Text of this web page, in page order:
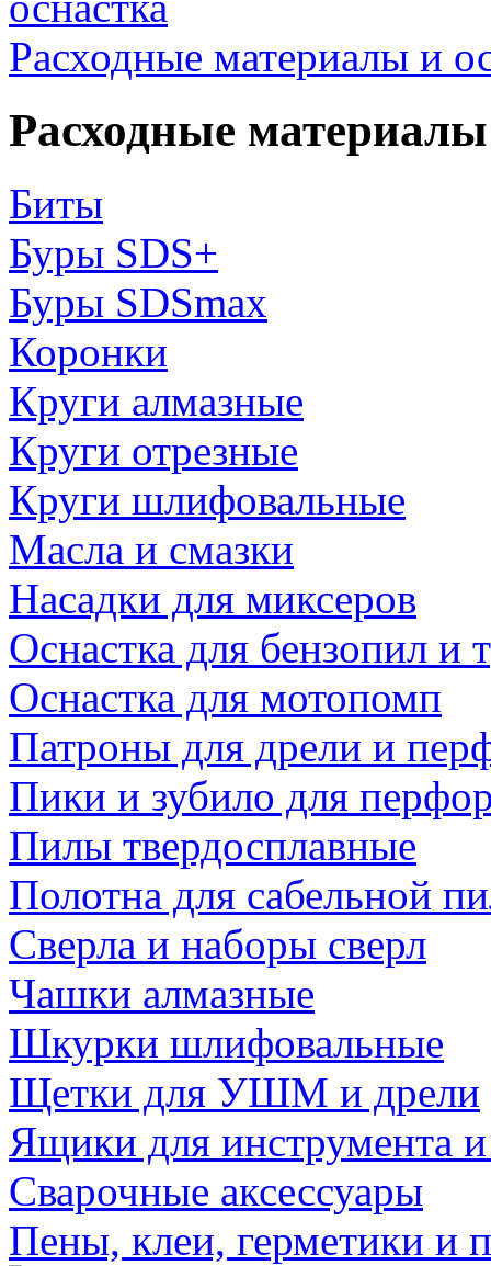
Расходные материалы и
Расходные
Биты
Буры SDS+
Буры SDSmax
Коронки
Круги алмазные
Круги отрезные
Круги шлифовальные
Масла и смазки
Насадки для миксеров
Оснастка для бензопил и
Оснастка для мотопомп
Патроны для дрели и
Пики и зубило для
Пилы твердосплавные
Полотна для сабельной
Сверла и наборы сверл
Чашки алмазные
Шкурки шлифовальные
Щетки для УШМ и дрели
Ящики для инструмента
Сварочные аксессуары
Пены, клеи, герметики и